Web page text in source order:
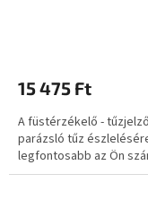
15 475 Ft
A füstérzékelő -
parázsló tűz
legfontosabb az Ön